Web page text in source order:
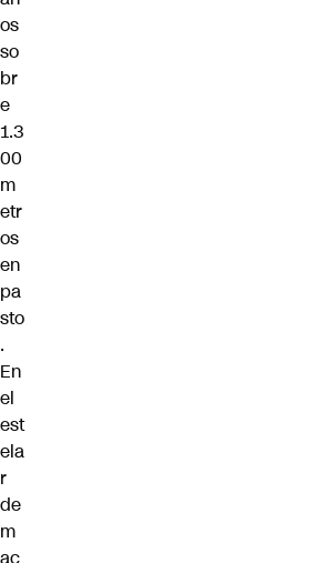
os
so
br
e
1.3
00
m
etr
os
en
pa
sto
.
En
el
est
ela
r
de
m
ac